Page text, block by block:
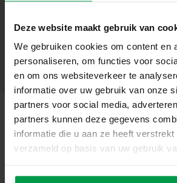
Deze website maakt gebruik van
We gebruiken cookies om content en
personaliseren, om functies voor
en om ons websiteverkeer te
informatie over uw gebruik van onze
partners voor social media,
partners kunnen deze gegevens
informatie die u aan ze heeft verstrekt
verzameld op basis van uw gebruik
– Stimuleert nieuwsgierigheid en
vaardigheden
– Inclusief alle benodigde
– Perfect voor kinderen vanaf 5 jaar
Ontdek Het Plezier Van Opgraven en
Met deze set kunnen kinderen eerst
opgraven en daarna genieten van
met het T-Rex speelfiguur. Een
leren en spelen die jonge
genieten van een leerzame en
Productnummer|
25092
Deel dit product
Gerelateerde
Dino bad